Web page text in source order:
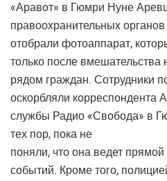
«Аравот» в Гюмри Нуне
правоохранительных органов
отобрали фотоаппарат,
только после вмешательства
рядом граждан. Сотрудники
оскорбляли корреспондента
службы Радио «Свобода» в
тех пор, пока не
поняли, что она ведет
событий. Кроме того,